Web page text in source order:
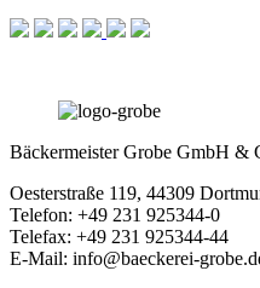
Bäckermeister Grobe GmbH &
Oesterstraße 119, 44309
Telefon: +49 231 925344-0
Telefax: +49 231 925344-44
E-Mail: info@baeckerei-